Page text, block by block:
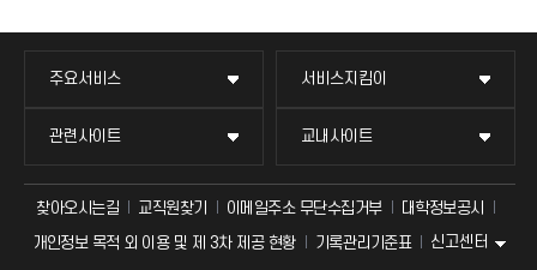
주요서비스 서비스지킴이
관련사이트 교내사이트
찾아오시는길 교직원찾기 이메일주소 무단수집거부
대학정보공시
개인정보 목적 외 이용 및 제 3차 제공 현황
기록관리기준표 신고센터